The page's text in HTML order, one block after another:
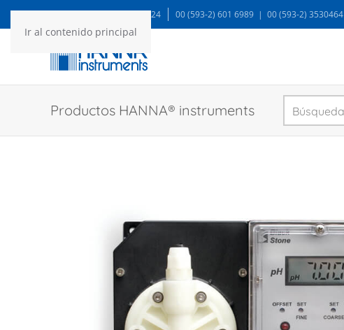
Ir al contenido principal
WA: 99935 1624 00 (593-2) 601 6989 | 00 (593-2) 3530464
Productos HANNA® instruments